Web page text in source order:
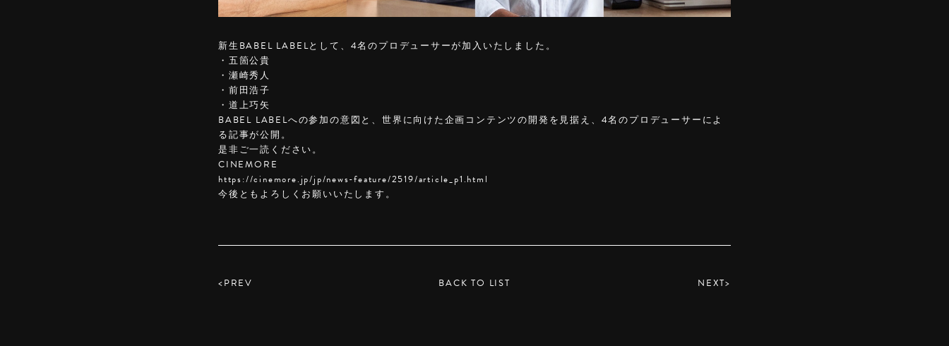
新生BABEL LABELとして、4名のプロデューサーが加入いたしました。
・五箇公貴
・瀬崎秀人
・前田浩子
・道上巧矢
BABEL LABELへの参加の意図と、世界に向けた企画コンテンツの開発を見据え、4名のプロデューサーによ
る記事が公開。
是非ご一読ください。
CINEMORE
https://cinemore.jp/jp/news-feature/2519/article_p1.html
今後ともよろしくお願いいたします。
<PREV BACK TO LIST NEXT>